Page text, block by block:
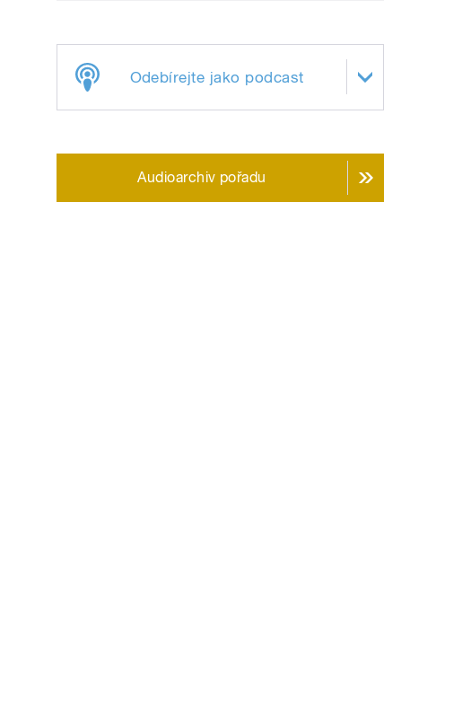
Odebírejte jako podcast
Audioarchiv pořadu